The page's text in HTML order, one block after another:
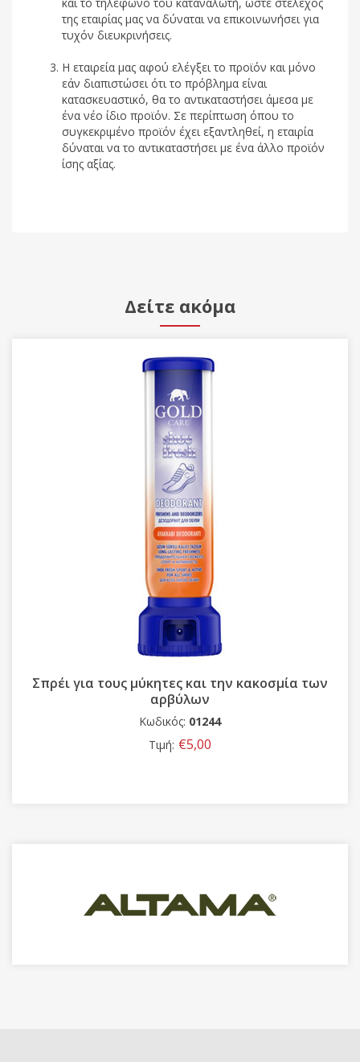
της εταιρίας μας να δύναται να επικοινωνήσει για
τυχόν διευκρινήσεις.
Η εταιρεία μας αφού ελέγξει το προϊόν και μόνο
εάν διαπιστώσει ότι το πρόβλημα είναι
κατασκευαστικό, θα το αντικαταστήσει άμεσα με
ένα νέο ίδιο προϊόν. Σε περίπτωση όπου το
συγκεκριμένο προϊόν έχει εξαντληθεί, η εταιρία
δύναται να το αντικαταστήσει με ένα άλλο προϊόν
ίσης αξίας.
Δείτε ακόμα
Σπρέι για τους μύκητες και την κακοσμία των
αρβύλων
Κωδικός: 01244
Τιμή: €5,00